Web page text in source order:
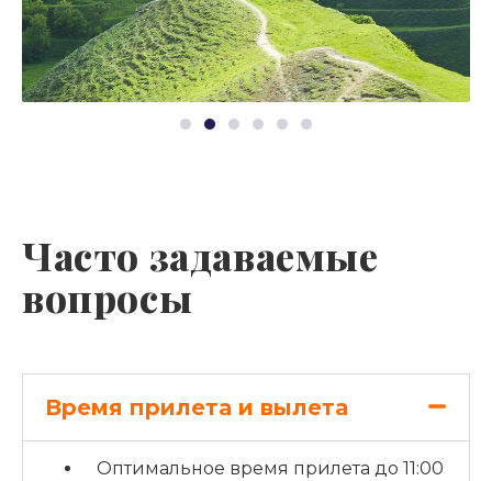
Часто задаваемые
вопросы
Время прилета и вылета
Оптимальное время прилета до 11:00